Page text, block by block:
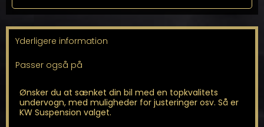
X260
antal
Yderligere information
Passer også på
Ønsker du at sænket din bil med en topkvalitets
undervogn, med muligheder for justeringer osv. Så er
KW Suspension valget.